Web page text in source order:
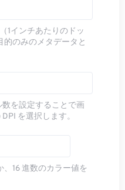
1インチあたりのドッ
的のみのメタデータと
を設定することで画
を選択します。
16 進数のカラー値を